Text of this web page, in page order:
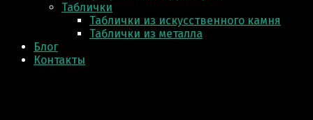
Таблички
Таблички из искусственного камня
Таблички из металла
Блог
Контакты